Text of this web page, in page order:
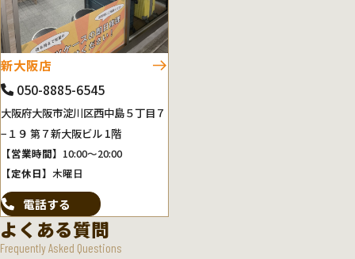
新大阪店
050-8885-6545
大阪府大阪市淀川区西中島５丁目７
−１９ 第７新大阪ビル 1階
【営業時間】 10:00～20:00
【定休日】 木曜日
電話する
よくある質問
Frequently Asked Questions